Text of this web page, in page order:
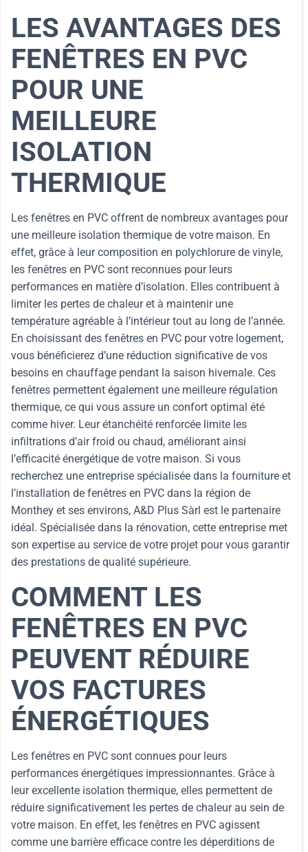
LES AVANTAGES DES
FENÊTRES EN PVC
POUR UNE
MEILLEURE
ISOLATION
THERMIQUE
Les fenêtres en PVC offrent de nombreux avantages pour
une meilleure isolation thermique de votre maison. En
effet, grâce à leur composition en polychlorure de vinyle,
les fenêtres en PVC sont reconnues pour leurs
performances en matière d’isolation. Elles contribuent à
limiter les pertes de chaleur et à maintenir une
température agréable à l’intérieur tout au long de l’année.
En choisissant des fenêtres en PVC pour votre logement,
vous bénéficierez d’une réduction significative de vos
besoins en chauffage pendant la saison hivernale. Ces
fenêtres permettent également une meilleure régulation
thermique, ce qui vous assure un confort optimal été
comme hiver. Leur étanchéité renforcée limite les
infiltrations d’air froid ou chaud, améliorant ainsi
l’efficacité énergétique de votre maison. Si vous
recherchez une entreprise spécialisée dans la fourniture et
l’installation de fenêtres en PVC dans la région de
Monthey et ses environs, A&D Plus Sàrl est le partenaire
idéal. Spécialisée dans la rénovation, cette entreprise met
son expertise au service de votre projet pour vous garantir
des prestations de qualité supérieure.
COMMENT LES
FENÊTRES EN PVC
PEUVENT RÉDUIRE
VOS FACTURES
ÉNERGÉTIQUES
Les fenêtres en PVC sont connues pour leurs
performances énergétiques impressionnantes. Grâce à
leur excellente isolation thermique, elles permettent de
réduire significativement les pertes de chaleur au sein de
votre maison. En effet, les fenêtres en PVC agissent
comme une barrière efficace contre les déperditions de